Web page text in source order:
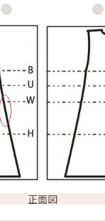
正面図